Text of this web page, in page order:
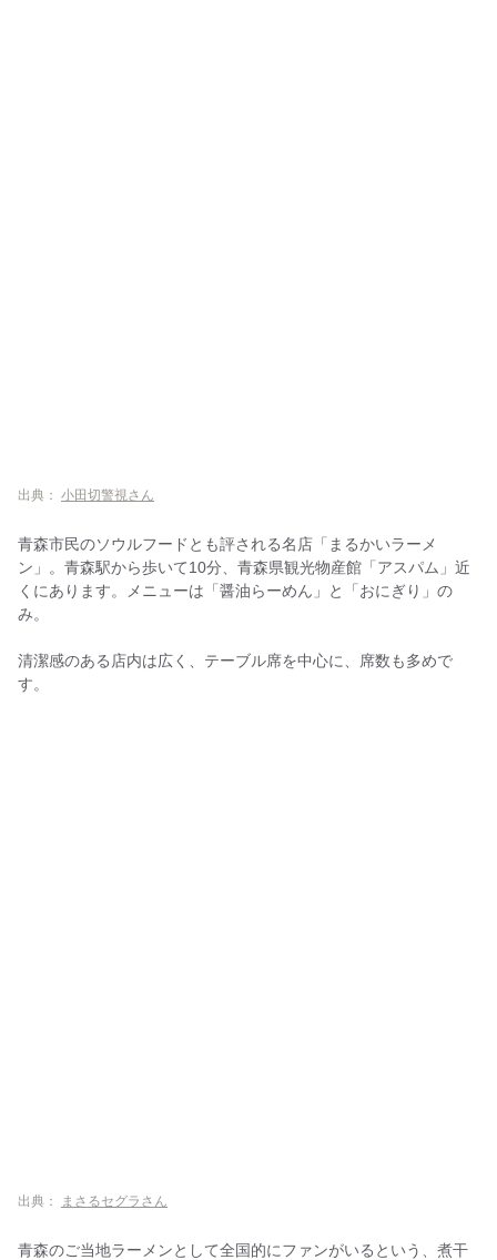
出典： 小田切警視さん
青森市民のソウルフードとも評される名店「まるかいラーメ
ン」。青森駅から歩いて10分、青森県観光物産館「アスパム」近
くにあります。メニューは「醤油らーめん」と「おにぎり」の
み。
清潔感のある店内は広く、テーブル席を中心に、席数も多めで
す。
出典： まさるセグラさん
青森のご当地ラーメンとして全国的にファンがいるという、煮干